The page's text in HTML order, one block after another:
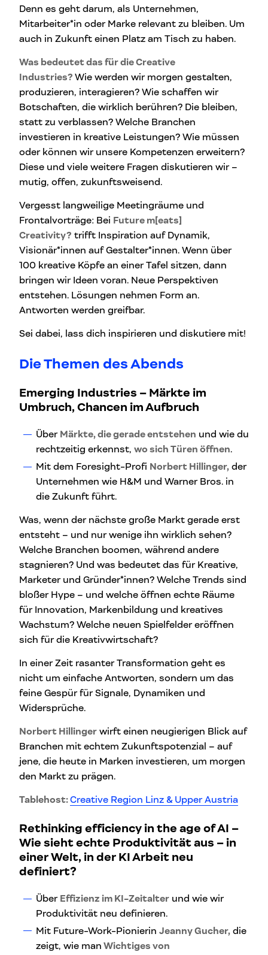
Denn es geht darum, als Unternehmen,
Mitarbeiter*in oder Marke relevant zu bleiben. Um
auch in Zukunft einen Platz am Tisch zu haben.
Was bedeutet das für die Creative
Industries? Wie werden wir morgen gestalten,
produzieren, interagieren? Wie schaffen wir
Botschaften, die wirklich berühren? Die bleiben,
statt zu verblassen? Welche Branchen
investieren in kreative Leistungen? Wie müssen
oder können wir unsere Kompetenzen erweitern?
Diese und viele weitere Fragen diskutieren wir –
mutig, offen, zukunftsweisend.
Vergesst langweilige Meetingräume und
Frontalvorträge: Bei Future m[eats]
Creativity? trifft Inspiration auf Dynamik,
Visionär*innen auf Gestalter*innen. Wenn über
100 kreative Köpfe an einer Tafel sitzen, dann
bringen wir Ideen voran. Neue Perspektiven
entstehen. Lösungen nehmen Form an.
Antworten werden greifbar.
Sei dabei, lass dich inspirieren und diskutiere mit!
Die Themen des Abends
Emerging Industries – Märkte im
Umbruch, Chancen im Aufbruch
Über Märkte, die gerade entstehen und wie du
rechtzeitig erkennst, wo sich Türen öffnen.
Mit dem Foresight-Profi Norbert Hillinger, der
Unternehmen wie H&M und Warner Bros. in
die Zukunft führt.
Was, wenn der nächste große Markt gerade erst
entsteht – und nur wenige ihn wirklich sehen?
Welche Branchen boomen, während andere
stagnieren? Und was bedeutet das für Kreative,
Marketer und Gründer*innen? Welche Trends sind
bloßer Hype – und welche öffnen echte Räume
für Innovation, Markenbildung und kreatives
Wachstum? Welche neuen Spielfelder eröffnen
sich für die Kreativwirtschaft?
In einer Zeit rasanter Transformation geht es
nicht um einfache Antworten, sondern um das
feine Gespür für Signale, Dynamiken und
Widersprüche.
Norbert Hillinger wirft einen neugierigen Blick auf
Branchen mit echtem Zukunftspotenzial – auf
jene, die heute in Marken investieren, um morgen
den Markt zu prägen.
Tablehost:Creative Region Linz & Upper Austria
Rethinking efficiency in the age of AI –
Wie sieht echte Produktivität aus – in
einer Welt, in der KI Arbeit neu
definiert?
Über Effizienz im KI-Zeitalter und wie wir
Produktivität neu definieren.
Mit Future-Work-Pionierin Jeanny Gucher, die
zeigt, wie man Wichtiges von